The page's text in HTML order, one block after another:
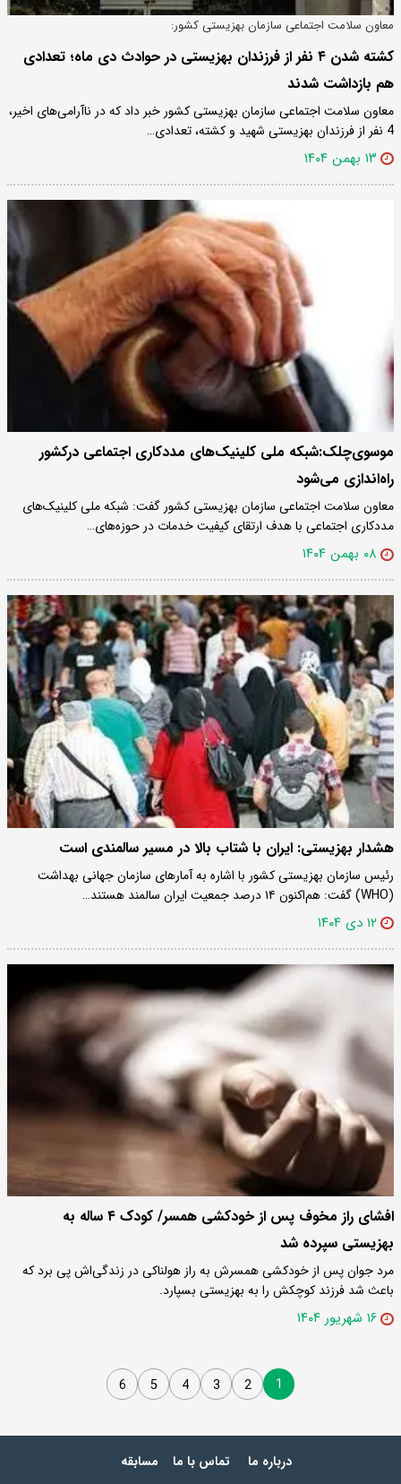
معاون سلامت اجتماعی سازمان بهزیستی کشور:
کشته شدن ۴ نفر از فرزندان بهزیستی در حوادث دی ماه؛ تعدادی
هم بازداشت شدند
معاون سلامت اجتماعی سازمان بهزیستی کشور خبر داد که در ناآرامی‌های اخیر،
4 نفر از فرزندان بهزیستی شهید و کشته، تعدادی…
۱۳ بهمن ۱۴۰۴
موسوی‌چلک:شبکه ملی کلینیک‌های مددکاری اجتماعی درکشور
راه‌اندازی می‌شود
معاون سلامت اجتماعی سازمان بهزیستی کشور گفت: شبکه ملی کلینیک‌های
مددکاری اجتماعی با هدف ارتقای کیفیت خدمات در حوزه‌های…
۰۸ بهمن ۱۴۰۴
هشدار بهزیستی: ایران با شتاب بالا در مسیر سالمندی است
رئیس سازمان بهزیستی کشور با اشاره به آمارهای سازمان جهانی بهداشت
(WHO) گفت: هم‌اکنون ۱۴ درصد جمعیت ایران سالمند هستند…
۱۲ دی ۱۴۰۴
افشای راز مخوف پس از خودکشی همسر/ کودک ۴ ساله به
بهزیستی سپرده شد
مرد جوان پس از خودکشی همسرش به راز هولناکی در زندگی‌اش پی برد که
باعث شد فرزند کوچکش را به بهزیستی بسپارد.
۱۶ شهریور ۱۴۰۴
1
2
3
4
5
6
درباره ما تماس با ما مسابقه